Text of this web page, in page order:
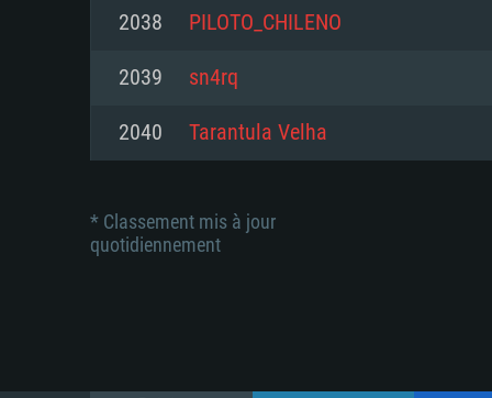
Disque dur: 23.1 Go (client
Disque dur: 62,2 Go (client
Connection: Connexion Internet
Disque dur: 62,2 Go (client
2038 PILOTO_CHILENO
2039 sn4rq
2040 Tarantula Velha
* Classement mis à jour
quotidiennement